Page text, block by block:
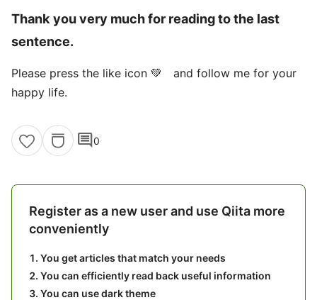
Thank you very much for reading to the last
sentence.
Please press the like icon 💚 and follow me for your
happy life.
comment0
Register as a new user and use Qiita more
conveniently
You get articles that match your needs
You can efficiently read back useful information
You can use dark theme